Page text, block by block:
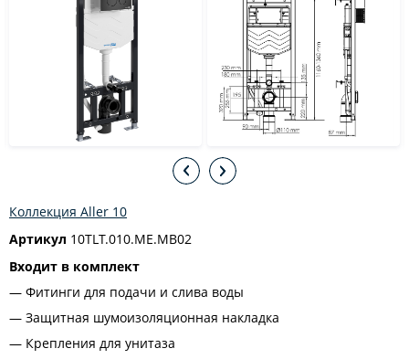
Коллекция Aller 10
Артикул 10TLT.010.ME.MB02
Входит в комплект
Фитинги для подачи и слива воды
Защитная шумоизоляционная накладка
Крепления для унитаза